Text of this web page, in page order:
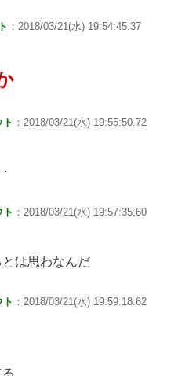
：2018/03/21(水) 19:54:45.37
：2018/03/21(水) 19:55:50.72
：2018/03/21(水) 19:57:35.60
は思わなんだ
：2018/03/21(水) 19:59:18.62